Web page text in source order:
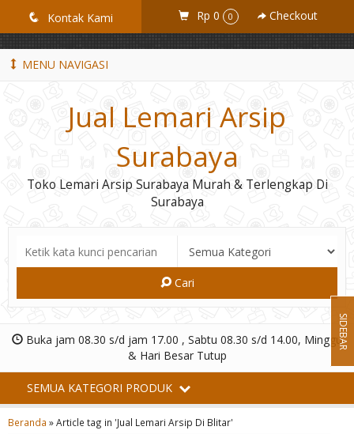
GiD8uLW6vpL7i8XJXmPR9QRyZq0s2cGcUNZ3_owToDY
q Kontak Kami Rp 0 0 Checkout
MENU NAVIGASI
Jual Lemari Arsip
Surabaya
Toko Lemari Arsip Surabaya Murah & Terlengkap Di
Surabaya
Cari
Buka jam 08.30 s/d jam 17.00 , Sabtu 08.30 s/d 14.00, Minggu
& Hari Besar Tutup
SEMUA KATEGORI PRODUK
Beranda »Article tag in 'Jual Lemari Arsip Di Blitar'
SIDEBAR